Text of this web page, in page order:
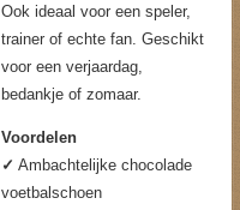
Ook ideaal voor een speler,
trainer of echte fan. Geschikt
voor een verjaardag,
bedankje of zomaar.
Voordelen
✓ Ambachtelijke chocolade
voetbalschoen